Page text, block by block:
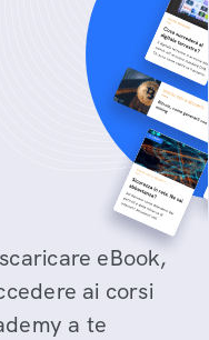
eBook,
ai corsi
a te